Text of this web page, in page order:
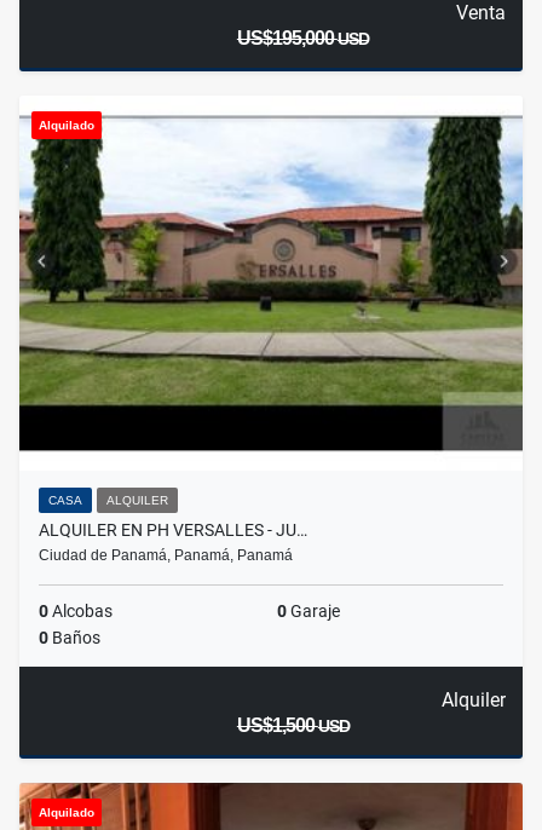
Venta
US$195,000USD
Alquilado
CASA ALQUILER
ALQUILER EN PH VERSALLES - JU…
Ciudad de Panamá, Panamá, Panamá
0Alcobas 0Garaje
0 Baños
Alquiler
US$1,500USD
Alquilado